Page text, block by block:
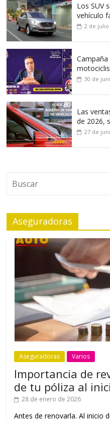
Los SUV
vehículo
2 de julio
30 de
Las
de 2026,
27 de
Aseguradoras
Aseguradoras Varios
Importancia de
de tu póliza al
28 de enero de 2026
Antes de renovarla. Al inicio